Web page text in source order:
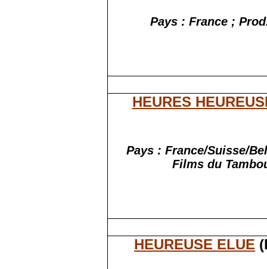
Pays : France ;
HEURES
Pays : France/Suisse/
Films du
HEUREUSE ELUE